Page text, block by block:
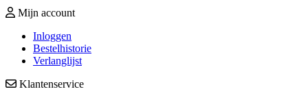
Mijn account
Inloggen
Bestelhistorie
Verlanglijst
Klantenservice